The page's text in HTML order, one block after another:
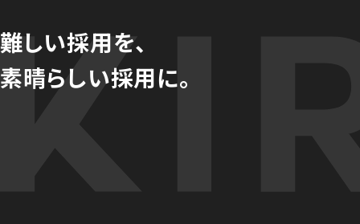
難しい採用を、
素晴らしい採用に。